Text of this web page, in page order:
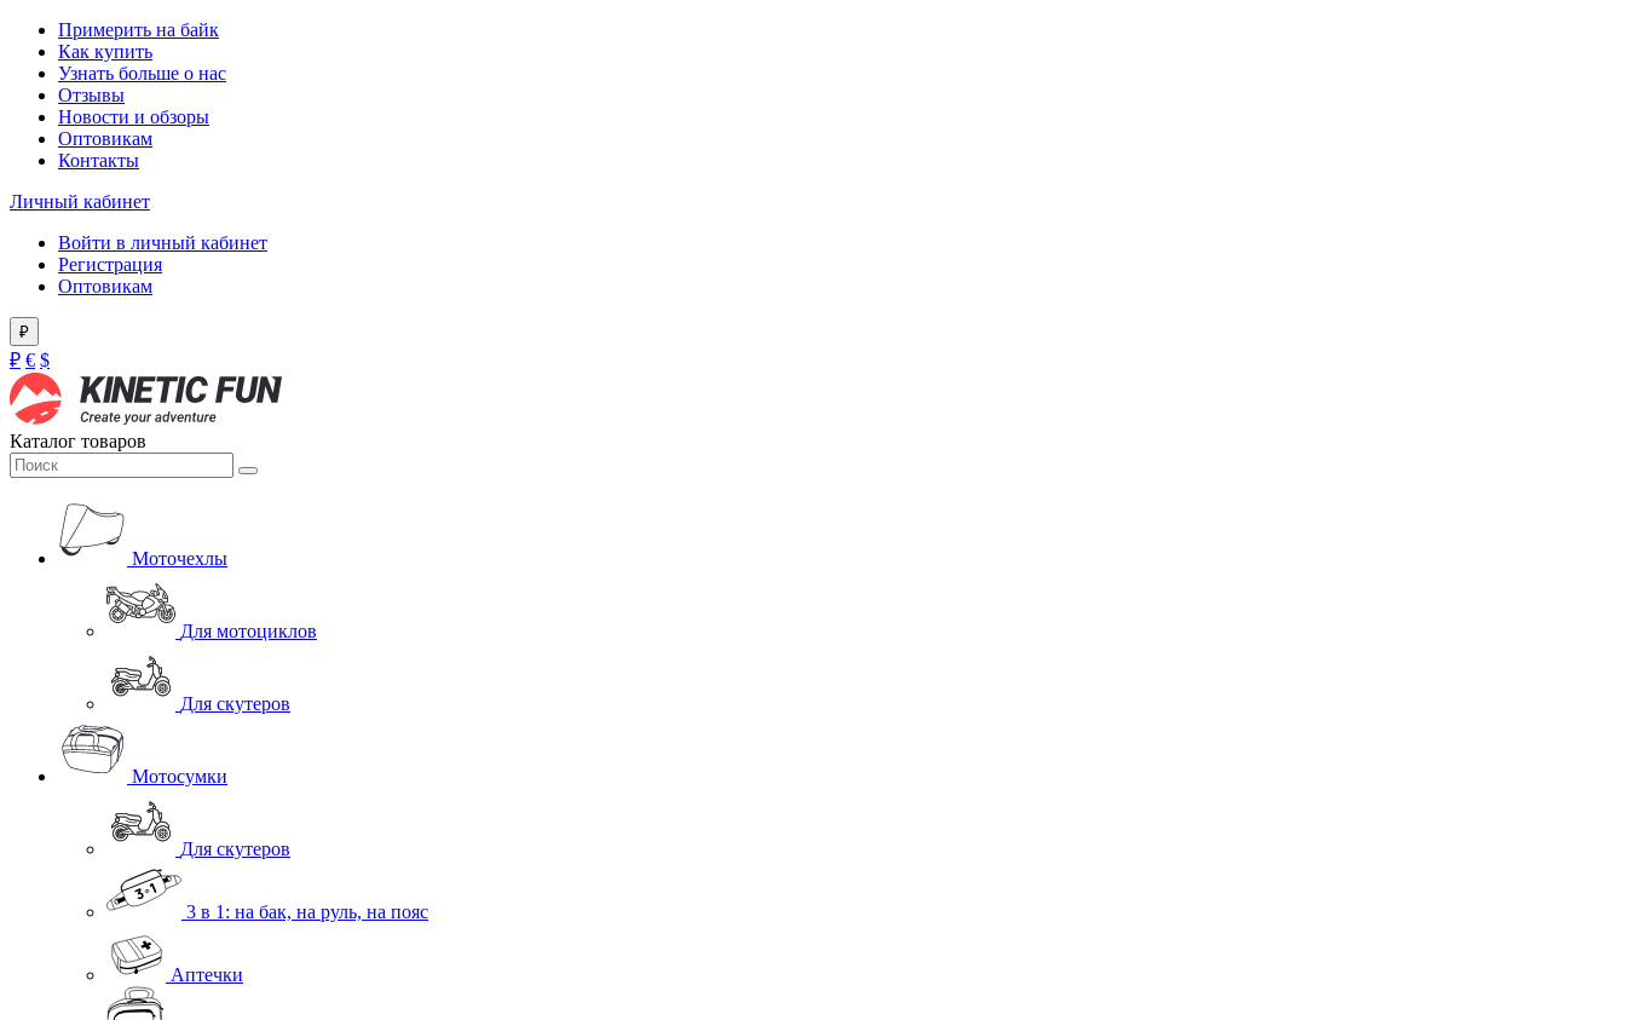
Примерить на байк
Как купить
Узнать больше о нас
Отзывы
Новости и обзоры
Оптовикам
Контакты
Личный кабинет
Войти в личный кабинет
Регистрация
Оптовикам
₽
₽ € $
Каталог товаров
Моточехлы
Для мотоциклов
Для скутеров
Мотосумки
Для скутеров
3 в 1: на бак, на руль, на пояс
Аптечки